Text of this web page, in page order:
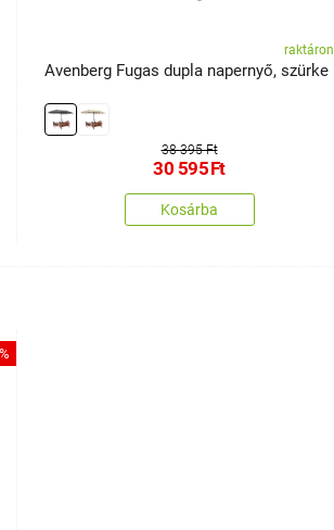
raktáron
Avenberg Fugas dupla napernyő, szürke
38 395 Ft
30 595Ft
Kosárba